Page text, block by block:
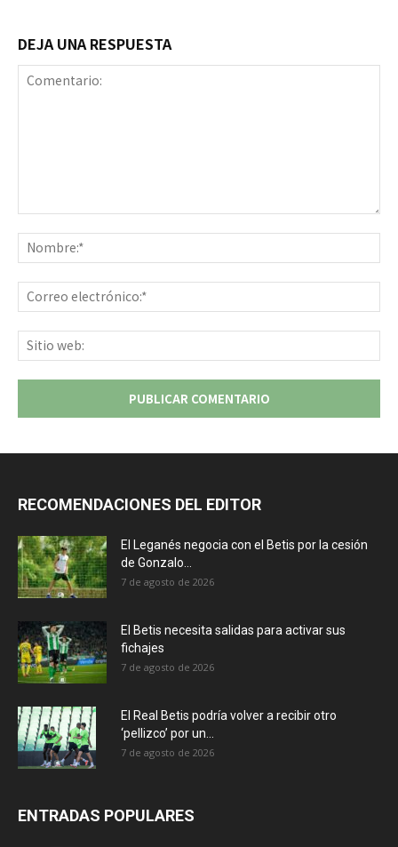
DEJA UNA RESPUESTA
RECOMENDACIONES DEL EDITOR
El Leganés negocia con el Betis por la cesión
de Gonzalo...
7 de agosto de 2026
El Betis necesita salidas para activar sus
fichajes
7 de agosto de 2026
El Real Betis podría volver a recibir otro
‘pellizco’ por un...
7 de agosto de 2026
ENTRADAS POPULARES